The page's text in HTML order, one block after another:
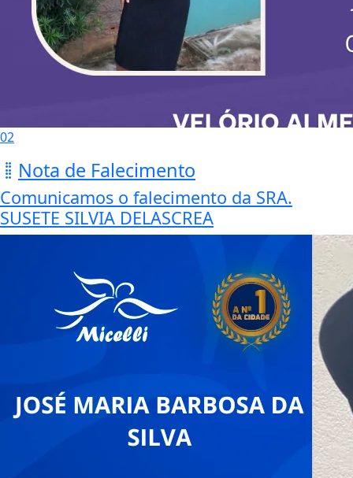
02
Nota de Falecimento
Comunicamos o falecimento da SRA.
SUSETE SILVIA DELASCREA